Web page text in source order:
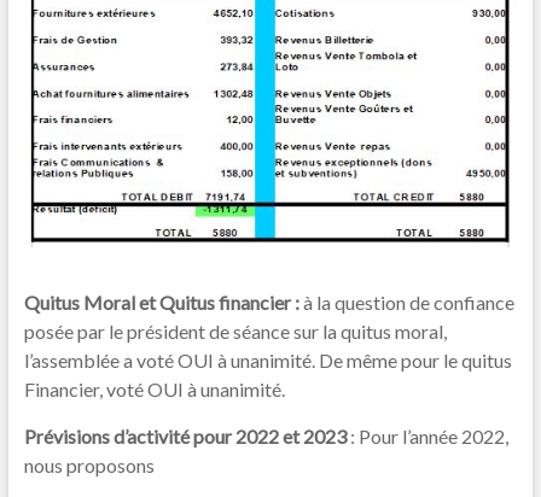
Quitus Moral et Quitus financier :à la question de confiance
posée par le président de séance sur la quitus moral,
l’assemblée a voté OUI à unanimité. De même pour le quitus
Financier, voté OUI à unanimité.
Prévisions d’activité pour 2022 et 2023: Pour l’année 2022,
nous proposons